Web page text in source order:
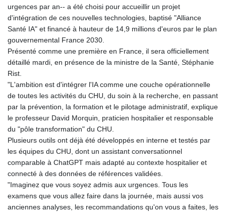
urgences par an-- a été choisi pour accueillir un projet
d'intégration de ces nouvelles technologies, baptisé "Alliance
Santé IA" et financé à hauteur de 14,9 millions d'euros par le plan
gouvernemental France 2030.
Présenté comme une première en France, il sera officiellement
détaillé mardi, en présence de la ministre de la Santé, Stéphanie
Rist.
"L'ambition est d'intégrer l'IA comme une couche opérationnelle
de toutes les activités du CHU, du soin à la recherche, en passant
par la prévention, la formation et le pilotage administratif, explique
le professeur David Morquin, praticien hospitalier et responsable
du "pôle transformation" du CHU.
Plusieurs outils ont déjà été développés en interne et testés par
les équipes du CHU, dont un assistant conversationnel
comparable à ChatGPT mais adapté au contexte hospitalier et
connecté à des données de références validées.
"Imaginez que vous soyez admis aux urgences. Tous les
examens que vous allez faire dans la journée, mais aussi vos
anciennes analyses, les recommandations qu'on vous a faites, les